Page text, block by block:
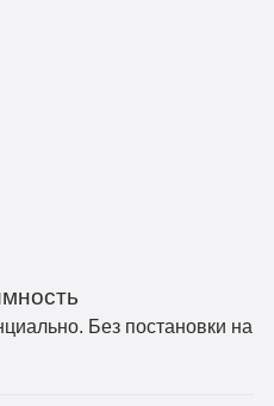
Без постановки на